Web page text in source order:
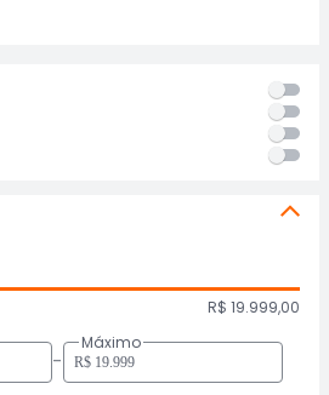
R$ 19.999,00
-
Máximo